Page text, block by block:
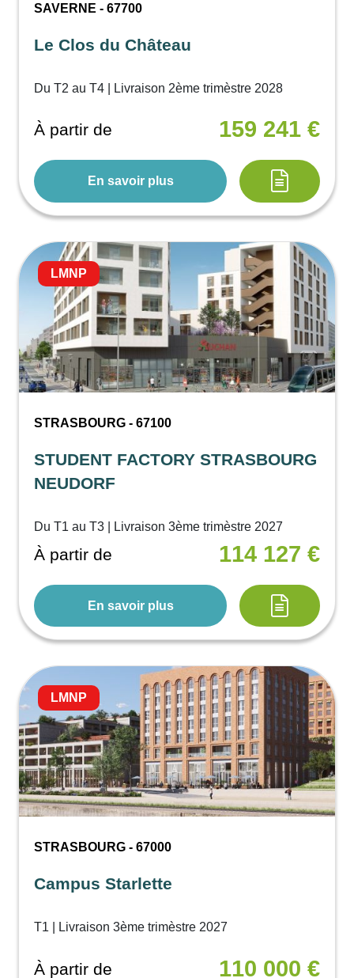
SAVERNE - 67700
Le Clos du Château
Du T2 au T4 | Livraison 2ème trimèstre 2028
À partir de 159 241 €
En savoir plus
LMNP
STRASBOURG - 67100
STUDENT FACTORY STRASBOURG
NEUDORF
Du T1 au T3 | Livraison 3ème trimèstre 2027
À partir de 114 127 €
En savoir plus
LMNP
STRASBOURG - 67000
Campus Starlette
T1 | Livraison 3ème trimèstre 2027
À partir de 110 000 €